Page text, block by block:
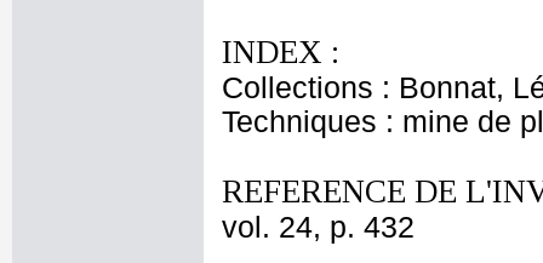
INDEX :
Collections : Bonnat,
Techniques : mine de
REFERENCE DE
vol. 24, p. 432